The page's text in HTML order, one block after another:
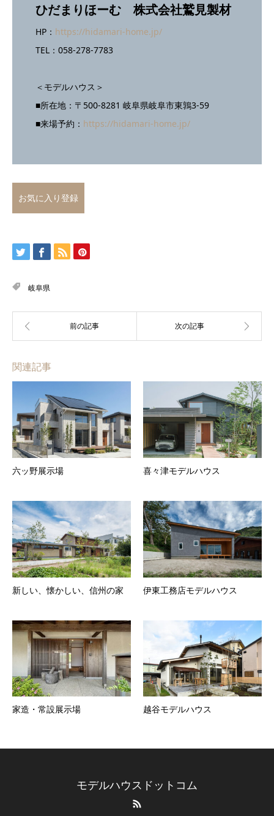
ひだまりほーむ 株式会社鷲見製材
HP： https://hidamari-home.jp/
TEL：058-278-7783
＜モデルハウス＞
■所在地：〒500-8281 岐阜県岐阜市東鶉3-59
■来場予約： https://hidamari-home.jp/
お気に入り登録
岐阜県
関連記事
六ッ野展示場 喜々津モデルハウス
新しい、懐かしい、信州の家 伊東工務店モデルハウス
家造・常設展示場 越谷モデルハウス
モデルハウスドットコム